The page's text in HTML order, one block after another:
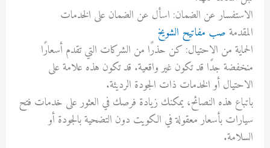
الاستفسار عن الضمان: اسأل عن الضمان على الخدمات
المقدمةصب مفاتيح الشويخ
الحماية من الاحتيال: كن حذرًا من الشركات التي تقدم أسعارًا
منخفضة جدًا قد تكون غير واقعية. قد تكون هذه علامة على
الاحتيال أو الخدمات ذات الجودة الرديئة.
باتباع هذه النصائح، يمكنك زيادة فرصك في العثور على خدمات فتح
سيارات بأسعار معقولة في الكويت دون التضحية بالجودة أو
السلامة.